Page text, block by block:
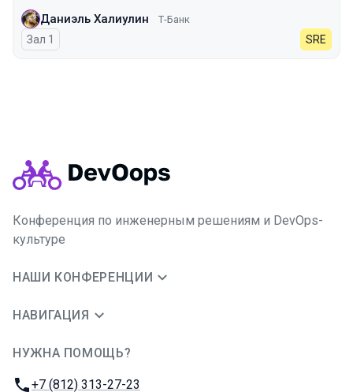
Даниэль Халиулин Т-Банк
Зал 1 SRE
Конференция по инженерным решениям и DevOps-
культуре
НАШИ КОНФЕРЕНЦИИ
НАВИГАЦИЯ
НУЖНА ПОМОЩЬ?
Телефон:
+7 (812) 313-27-23